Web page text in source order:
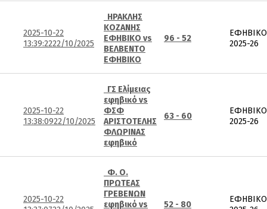
2025-10-22
13:39:2222/10/2025
ΗΡΑΚΛΗΣ
ΚΟΖΑΝΗΣ
ΕΦΗΒΙΚΟ vs
ΒΕΛΒΕΝΤΟ
ΕΦΗΒΙΚΟ
96 - 52
ΕΦΗΒΙΚΟ
2025-26
2025-10-22
13:38:0922/10/2025
ΓΣ Ελίμειας
εφηβικό vs
ΦΣΦ
ΑΡΙΣΤΟΤΕΛΗΣ
ΦΛΩΡΙΝΑΣ
εφηβικό
63 - 60
ΕΦΗΒΙΚΟ
2025-26
2025-10-22
Φ. Ο.
ΠΡΩΤΕΑΣ
ΓΡΕΒΕΝΩΝ
εφηβικό vs
52 - 80
ΕΦΗΒΙΚΟ